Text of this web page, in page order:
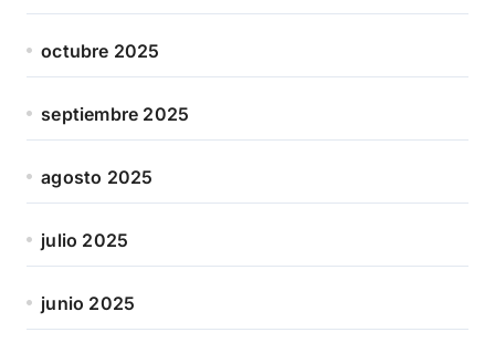
octubre 2025
septiembre 2025
agosto 2025
julio 2025
junio 2025